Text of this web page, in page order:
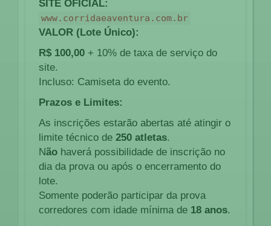
SITE OFICIAL:
www.corridaeaventura.com.br
VALOR (Lote Único):
R$ 100,00 + 10% de taxa de serviço do
site.
Incluso: Camiseta do evento.
Prazos e Limites:
As inscrições estarão abertas até atingir o
limite técnico de 250 atletas.
Não haverá possibilidade de inscrição no
dia da prova ou após o encerramento do
lote.
Somente poderão participar da prova
corredores com idade mínima de 18 anos.